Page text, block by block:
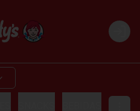
Login